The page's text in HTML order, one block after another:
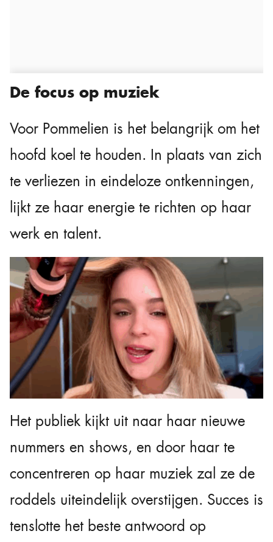
De focus op muziek
Voor Pommelien is het belangrijk om het
hoofd koel te houden. In plaats van zich
te verliezen in eindeloze ontkenningen,
lijkt ze haar energie te richten op haar
werk en talent.
Het publiek kijkt uit naar haar nieuwe
nummers en shows, en door haar te
concentreren op haar muziek zal ze de
roddels uiteindelijk overstijgen. Succes is
tenslotte het beste antwoord op